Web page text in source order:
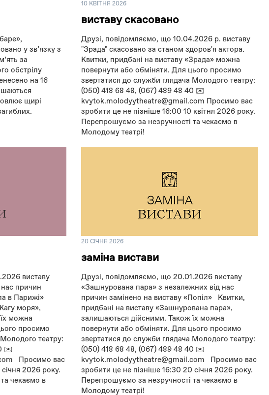
у зв’язку з
за
обстрілу
на 16
щирі
10 КВІТНЯ 2026
виставу скасовано
Друзі, повідомляємо, що 10.04.2026 р. виставу
"Зрада" скасовано за станом здоров'я актора.
Квитки, придбані на виставу «Зрада» можна
повернути або обміняти. Для цього просимо
звертатися до служби глядача Молодого театру:
(050) 418 68 48, (067) 489 48 40 ✉️
kvytok.molodyytheatre@gmail.com Просимо вас
зробити це не пізніше 16:00 10 квітня 2026 року.
Перепрошуємо за незручності та чекаємо в
Молодому театрі!
виставу
причин
в Парижі»
моря»,
можна
просимо
театру:
✉️
Просимо вас
2026 року.
чекаємо в
20 СІЧНЯ 2026
заміна вистави
Друзі, повідомляємо, що 20.01.2026 виставу
«Зашнурована пара» з незалежних від нас
причин замінено на виставу «Попіл» Квитки,
придбані на виставу «Зашнурована пара»,
залишаються дійсними. Також їх можна
повернути або обміняти. Для цього просимо
звертатися до служби глядача Молодого театру:
(050) 418 68 48, (067) 489 48 40 ✉️
kvytok.molodyytheatre@gmail.com Просимо вас
зробити це не пізніше 16:30 20 січня 2026 року.
Перепрошуємо за незручності та чекаємо в
Молодому театрі!